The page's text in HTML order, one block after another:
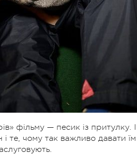
фільму — песик із притулку.
те, чому так важливо давати